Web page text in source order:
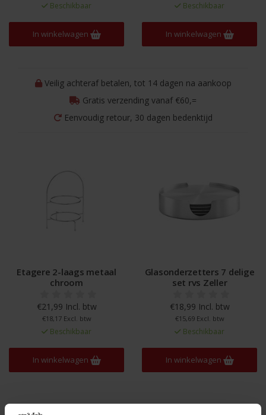
Beschikbaar
In winkelwagen
Beschikbaar
In winkelwagen
Veilig achteraf betalen, tot 14 dagen na aankoop
Gratis verzending vanaf €60,=
Eenvoudig retour, 30 dagen bedenktijd
Etagere 2-laags metaal
chroom
€21,99 Incl. btw
€18,17 Excl. btw
Beschikbaar
In winkelwagen
Glasonderzetters 7 delige
set rvs Zeller
€18,99 Incl. btw
€15,69 Excl. btw
Beschikbaar
In winkelwagen